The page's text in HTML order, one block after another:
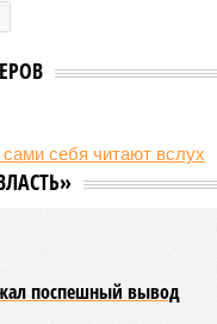
с нами. Ведь пока
человечество
средой. Самые
искусственно
пытливых
света может не
как и где
популяции.